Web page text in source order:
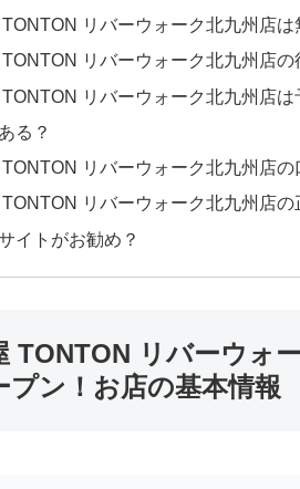
リバーウォーク北九州店
リバーウォーク北九州店の
リバーウォーク北九州店は
る？
リバーウォーク北九州店の
リバーウォーク北九州店
イトがお勧め？
TONTON リバーウォ
プン！お店の基本情報